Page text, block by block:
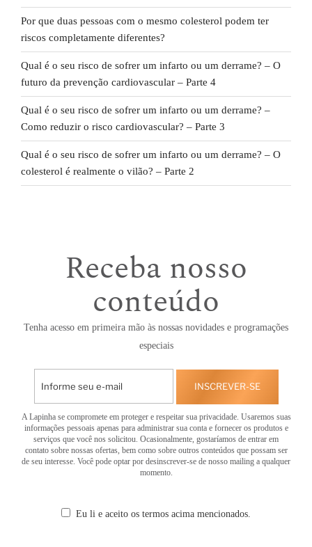
Por que duas pessoas com o mesmo colesterol podem ter
riscos completamente diferentes?
Qual é o seu risco de sofrer um infarto ou um derrame? – O
futuro da prevenção cardiovascular – Parte 4
Qual é o seu risco de sofrer um infarto ou um derrame? –
Como reduzir o risco cardiovascular? – Parte 3
Qual é o seu risco de sofrer um infarto ou um derrame? – O
colesterol é realmente o vilão? – Parte 2
Receba nosso
conteúdo
Tenha acesso em primeira mão às nossas novidades e programações
especiais
INSCREVER-SE
A Lapinha se compromete em proteger e respeitar sua privacidade. Usaremos suas
informações pessoais apenas para administrar sua conta e fornecer os produtos e
serviços que você nos solicitou. Ocasionalmente, gostaríamos de entrar em
contato sobre nossas ofertas, bem como sobre outros conteúdos que possam ser
de seu interesse. Você pode optar por desinscrever-se de nosso mailing a qualquer
momento.
Eu li e aceito os termos acima mencionados.